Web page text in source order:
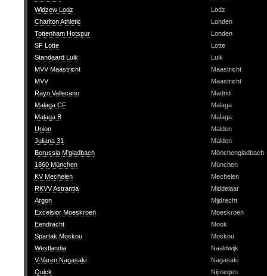
Widzew Lodz
Lodz
Charlton Athletic
Londen
Tottenham Hotspur
Londen
SF Lotte
Lotte
Standaard Luik
Luik
MVV Maastricht
Maastricht
MVV
Maastricht
Rayo Vallecano
Madrid
Malaga CF
Malaga
Malaga B
Malaga
Union
Malden
Juliana 31
Malden
Borussia M'gladbach
Mönchengladbach
1860 München
München
KV Mechelen
Mechelen
RKVV Astrantia
Middelaar
Argon
Mijdrecht
Excelsior Moeskroen
Moeskroen
Eendracht
Mook
Spartak Moskou
Moskou
Westlandia
Naaldwijk
V-Varen Nagasaki
Nagasaki
Quick
Nijmegen